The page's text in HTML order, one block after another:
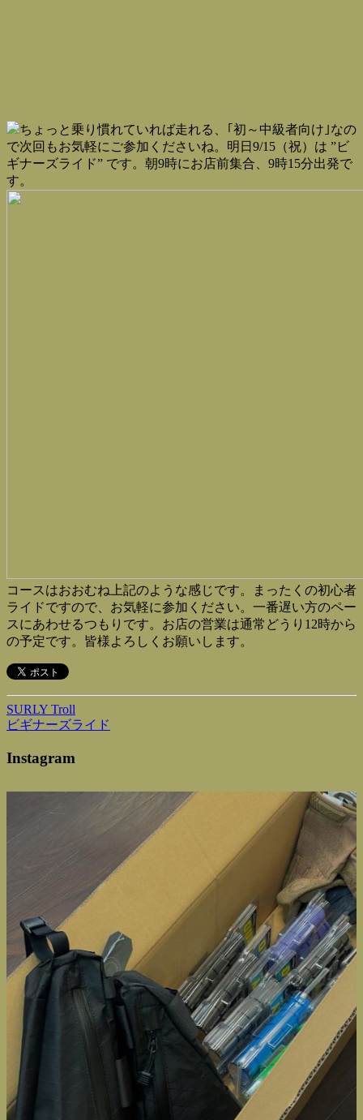
ちょっと乗り慣れていれば走れる、｢初～中級者向け｣なの
で次回もお気軽にご参加くださいね。明日9/15（祝）は ”ビ
ギナーズライド” です。朝9時にお店前集合、9時15分出発で
す。
コースはおおむね上記のような感じです。まったくの初心者
ライドですので、お気軽に参加ください。一番遅い方のペー
スにあわせるつもりです。お店の営業は通常どうり12時から
の予定です。皆様よろしくお願いします。
SURLY Troll
ビギナーズライド
Instagram